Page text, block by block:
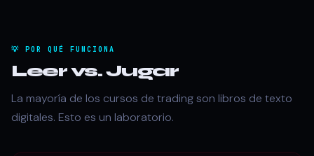
💡 POR QUÉ FUNCIONA
Leer vs. Jugar
La mayoría de los cursos de trading son libros de texto
digitales. Esto es un laboratorio.